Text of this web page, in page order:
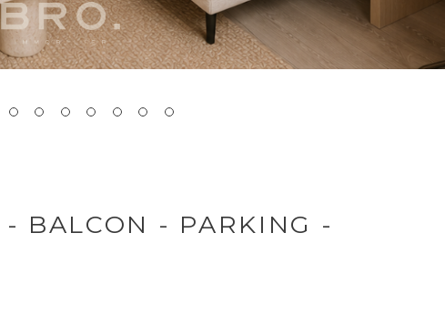
BALCON - PARKING -